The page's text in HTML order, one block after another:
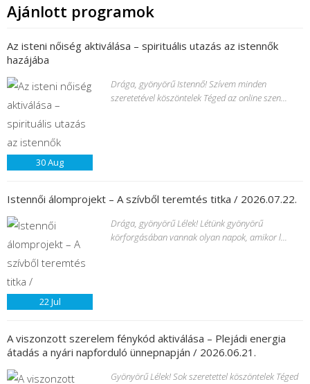
Ajánlott programok
Az isteni nőiség aktiválása – spirituális utazás az istennők
hazájába
30Aug
Drága, gyönyörű Istennő! Szívem minden
szeretetével köszöntelek Téged az online szen...
Istennői álomprojekt – A szívből teremtés titka / 2026.07.22.
22Jul
Drága, gyönyörű Lélek! Létünk gyönyörű
körforgásában vannak olyan napok, amikor l...
A viszonzott szerelem fénykód aktiválása – Plejádi energia
átadás a nyári napforduló ünnepnapján / 2026.06.21.
Gyönyörű Lélek! Sok szeretettel köszöntelek Téged